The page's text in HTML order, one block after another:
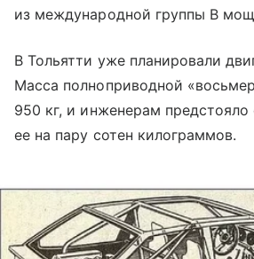
из международной группы В
В Тольятти уже планировали
Масса полноприводной
950 кг, и инженерам предстояло
ее на пару сотен килограммов.